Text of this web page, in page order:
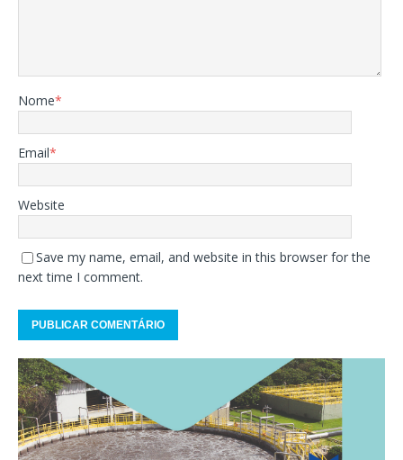
Nome*
Email*
Website
Save my name, email, and website in this browser for the
next time I comment.